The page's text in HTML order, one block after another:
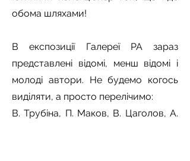
обома шляхами!
В експозиції Галереї РА зараз
представлені відомі, менш відомі і
молоді автори. Не будемо когось
виділяти, а просто перелічимо:
В. Трубіна, П. Маков, В. Цаголов, А.